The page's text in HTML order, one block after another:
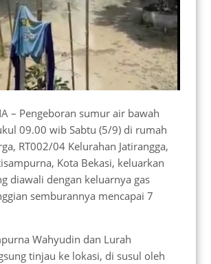
– Pengeboran sumur air bawah
09.00 wib Sabtu (5/9) di rumah
RT002/04 Kelurahan Jatirangga,
Kota Bekasi, keluarkan
diawali dengan keluarnya gas
semburannya mencapai 7
Wahyudin dan Lurah
tinjau ke lokasi, di susul oleh